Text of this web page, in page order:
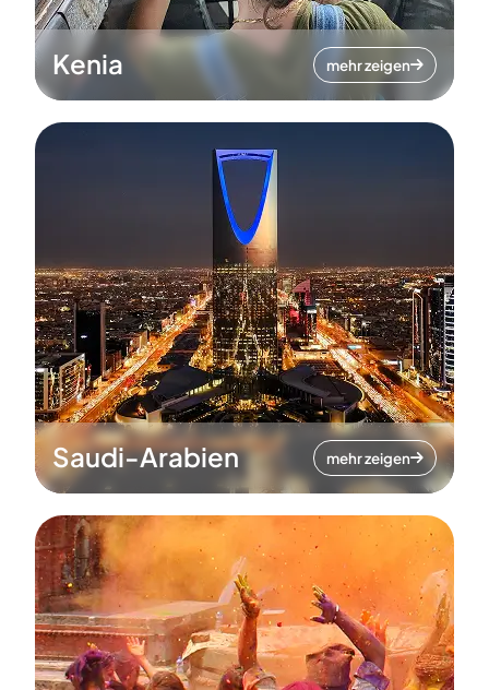
Kenia mehr zeigen
Saudi-Arabien mehr zeigen